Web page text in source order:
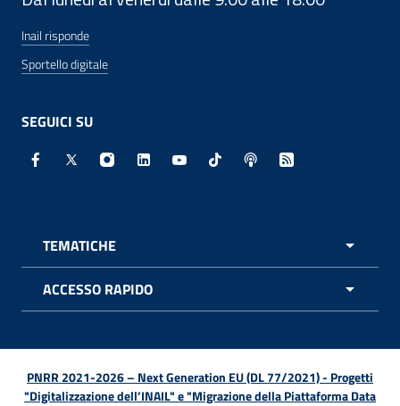
Inail risponde
Sportello digitale
SEGUICI SU
Facebook - Sito esterno - Apertura in nuova finestra
X - Sito esterno - Apertura in nuova finestra
Instagram - Sito esterno - Apertura in
Linkedin - Sito esterno - Apertura in
Youtube - Sito esterno -
TikTok - Sito esterno -
Spreaker - Sito
Feed RSS -
TEMATICHE
ACCESSO RAPIDO
PNRR 2021-2026 – Next Generation EU (DL 77/2021) - Progetti
"Digitalizzazione dell’INAIL" e "Migrazione della Piattaforma Data